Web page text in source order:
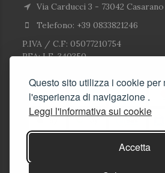
Questo sito utilizza i cookie per
l'esperienza di navigazione .
Leggi l'informativa sui cookie
Accetta
Via Carducci 3 - 73042
Telefono: +39 0833821246
P.IVA / C.F: 05077210754
REA: LE-340350